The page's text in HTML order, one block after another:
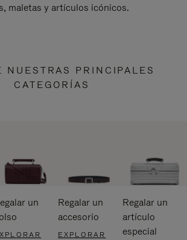
maletas y artículos icónicos.
NUESTRAS PRINCIPALES
CATEGORÍAS
un
Regalar un
accesorio
EXPLORAR
Regalar un
artículo
especial